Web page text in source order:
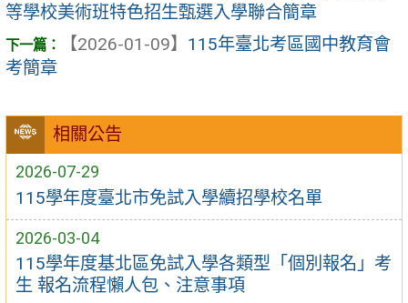
相關公告
2026-07-29
115學年度臺北市免試入學續招學校名單
2026-03-04
115學年度基北區免試入學各類型「個別報名」考
生 報名流程懶人包、注意事項
等學校美術班特色招生甄選入學聯合簡章
【2026-01-09】 115年臺北考區國中教育會
考簡章